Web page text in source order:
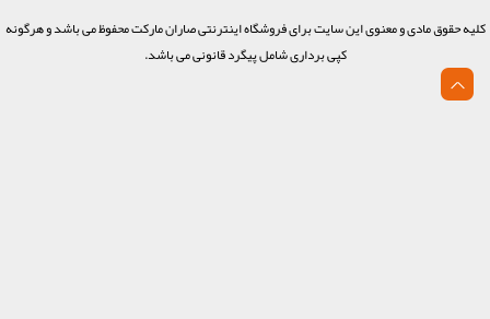
کلیه حقوق مادی و معنوی این سایت برای فروشگاه اینترنتی صاران مارکت محفوظ می باشد و هرگونه
کپی برداری شامل پیگرد قانونی می باشد.